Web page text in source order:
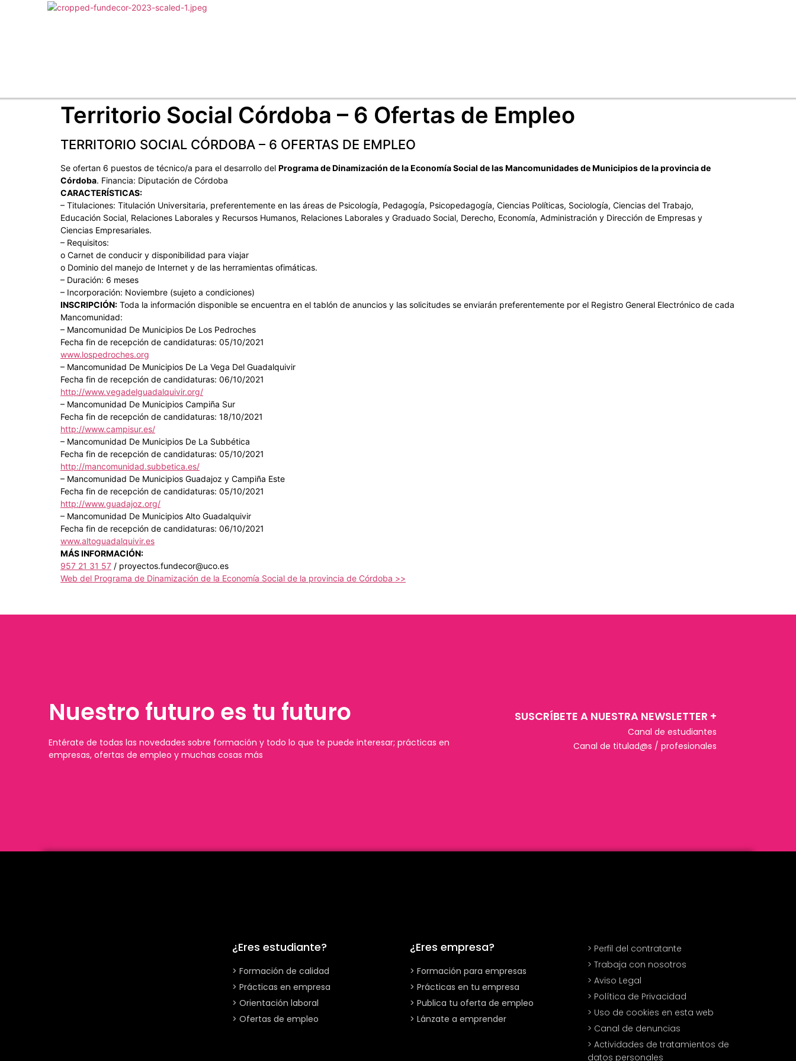
Territorio Social Córdoba – 6 Ofertas de Empleo
TERRITORIO SOCIAL CÓRDOBA – 6 OFERTAS DE EMPLEO
Se ofertan 6 puestos de técnico/a para el desarrollo del Programa de Dinamización de la Economía Social de las Mancomunidades de Municipios de la provincia de
Córdoba. Financia: Diputación de Córdoba
CARACTERÍSTICAS:
– Titulaciones: Titulación Universitaria, preferentemente en las áreas de Psicología, Pedagogía, Psicopedagogía, Ciencias Políticas, Sociología, Ciencias del Trabajo,
Educación Social, Relaciones Laborales y Recursos Humanos, Relaciones Laborales y Graduado Social, Derecho, Economía, Administración y Dirección de Empresas y
Ciencias Empresariales.
– Requisitos:
o Carnet de conducir y disponibilidad para viajar
o Dominio del manejo de Internet y de las herramientas ofimáticas.
– Duración: 6 meses
– Incorporación: Noviembre (sujeto a condiciones)
INSCRIPCIÓN: Toda la información disponible se encuentra en el tablón de anuncios y las solicitudes se enviarán preferentemente por el Registro General Electrónico de cada
Mancomunidad:
– Mancomunidad De Municipios De Los Pedroches
Fecha fin de recepción de candidaturas: 05/10/2021
www.lospedroches.org
– Mancomunidad De Municipios De La Vega Del Guadalquivir
Fecha fin de recepción de candidaturas: 06/10/2021
http://www.vegadelguadalquivir.org/
– Mancomunidad De Municipios Campiña Sur
Fecha fin de recepción de candidaturas: 18/10/2021
http://www.campisur.es/
– Mancomunidad De Municipios De La Subbética
Fecha fin de recepción de candidaturas: 05/10/2021
http://mancomunidad.subbetica.es/
– Mancomunidad De Municipios Guadajoz y Campiña Este
Fecha fin de recepción de candidaturas: 05/10/2021
http://www.guadajoz.org/
– Mancomunidad De Municipios Alto Guadalquivir
Fecha fin de recepción de candidaturas: 06/10/2021
www.altoguadalquivir.es
MÁS INFORMACIÓN:
957 21 31 57 / proyectos.fundecor@uco.es
Web del Programa de Dinamización de la Economía Social de la provincia de Córdoba >>
Nuestro futuro es tu futuro
Entérate de todas las novedades sobre formación y todo lo que te puede interesar; prácticas en
empresas, ofertas de empleo y muchas cosas más
SUSCRÍBETE A NUESTRA NEWSLETTER +​
Canal de estudiantes
Canal de titulad@s / profesionales
¿Eres estudiante?
> Formación de calidad
> Prácticas en empresa
> Orientación laboral
> Ofertas de empleo
¿Eres empresa?
> Formación para empresas
> Prácticas en tu empresa
> Publica tu oferta de empleo
> Lánzate a emprender
> Perfil del contratante
> Trabaja con nosotros
> Aviso Legal
> Política de Privacidad
> Uso de cookies en esta web
> Canal de denuncias
> Actividades de tratamientos de
datos personales